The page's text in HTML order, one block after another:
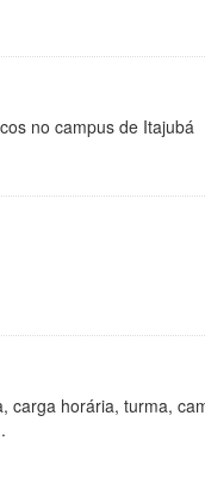
no campus de Itajubá
carga horária, turma,